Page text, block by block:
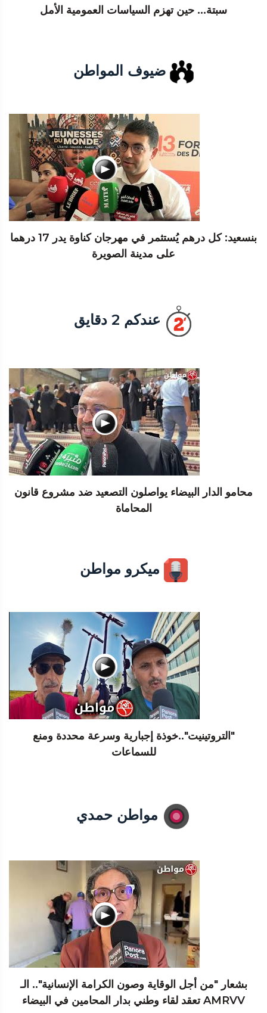
سبتة... حين تهزم السياسات العمومية الأمل
ضيوف المواطن
بنسعيد: كل درهم يُستثمر في مهرجان كناوة يدر 17 درهما
على مدينة الصويرة
عندكم 2 دقايق
محامو الدار البيضاء يواصلون التصعيد ضد مشروع قانون
المحاماة
ميكرو مواطن
"التروتينيت"..خوذة إجبارية وسرعة محددة ومنع
للسماعات
مواطن حمدي
بشعار "من أجل الوقاية وصون الكرامة الإنسانية".. الـ
AMRVV تعقد لقاء وطني بدار المحامين في البيضاء